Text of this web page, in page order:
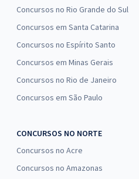
Concursos no Rio Grande do Sul
Concursos em Santa Catarina
Concursos no Espírito Santo
Concursos em Minas Gerais
Concursos no Rio de Janeiro
Concursos em São Paulo
CONCURSOS NO NORTE
Concursos no Acre
Concursos no Amazonas